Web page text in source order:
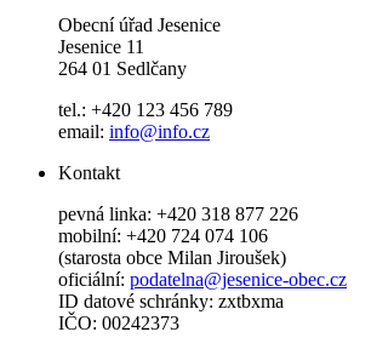
Obecní úřad Jesenice
Jesenice 11
264 01 Sedlčany
tel.: +420 123 456 789
email: info@info.cz
Kontakt
pevná linka: +420 318 877 226
mobilní: +420 724 074 106
(starosta obce Milan Jiroušek)
oficiální: podatelna@jesenice-obec.cz
ID datové schránky: zxtbxma
IČO: 00242373